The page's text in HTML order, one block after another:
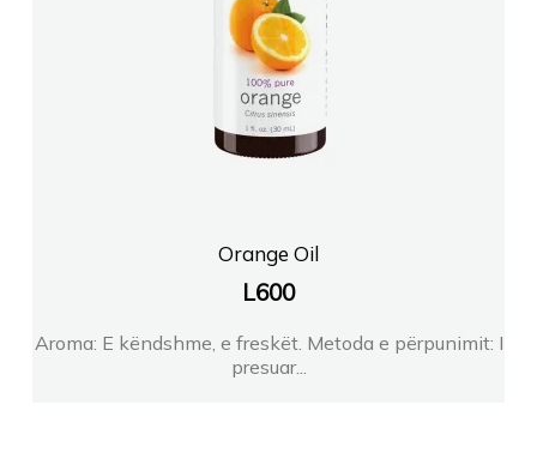
Orange Oil
L600
Aroma: E këndshme, e freskët. Metoda e përpunimit: I
presuar...